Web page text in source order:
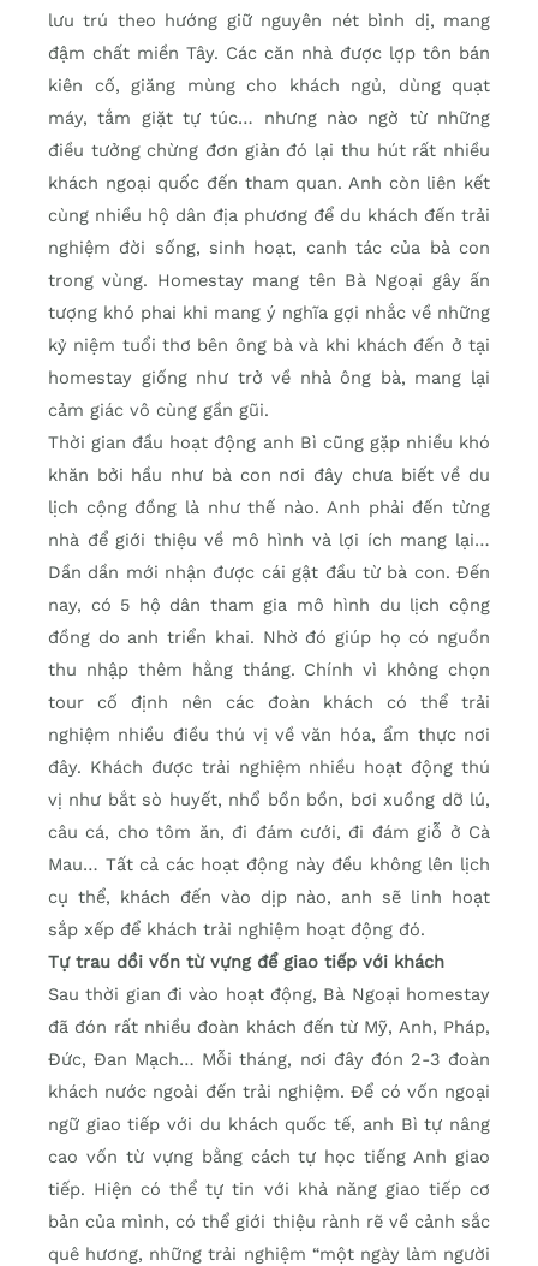
lưu trú theo hướng giữ nguyên nét bình dị, mang
đậm chất miền Tây. Các căn nhà được lợp tôn bán
kiên cố, giăng mùng cho khách ngủ, dùng quạt
máy, tắm giặt tự túc… nhưng nào ngờ từ những
điều tưởng chừng đơn giản đó lại thu hút rất nhiều
khách ngoại quốc đến tham quan. Anh còn liên kết
cùng nhiều hộ dân địa phương để du khách đến trải
nghiệm đời sống, sinh hoạt, canh tác của bà con
trong vùng. Homestay mang tên Bà Ngoại gây ấn
tượng khó phai khi mang ý nghĩa gợi nhắc về những
kỷ niệm tuổi thơ bên ông bà và khi khách đến ở tại
homestay giống như trở về nhà ông bà, mang lại
cảm giác vô cùng gần gũi.
Thời gian đầu hoạt động anh Bì cũng gặp nhiều khó
khăn bởi hầu như bà con nơi đây chưa biết về du
lịch cộng đồng là như thế nào. Anh phải đến từng
nhà để giới thiệu về mô hình và lợi ích mang lại…
Dần dần mới nhận được cái gật đầu từ bà con. Đến
nay, có 5 hộ dân tham gia mô hình du lịch cộng
đồng do anh triển khai. Nhờ đó giúp họ có nguồn
thu nhập thêm hằng tháng. Chính vì không chọn
tour cố định nên các đoàn khách có thể trải
nghiệm nhiều điều thú vị về văn hóa, ẩm thực nơi
đây. Khách được trải nghiệm nhiều hoạt động thú
vị như bắt sò huyết, nhổ bồn bồn, bơi xuồng dỡ lú,
câu cá, cho tôm ăn, đi đám cưới, đi đám giỗ ở Cà
Mau… Tất cả các hoạt động này đều không lên lịch
cụ thể, khách đến vào dịp nào, anh sẽ linh hoạt
sắp xếp để khách trải nghiệm hoạt động đó.
Tự trau dồi vốn từ vựng để giao tiếp với khách
Sau thời gian đi vào hoạt động, Bà Ngoại homestay
đã đón rất nhiều đoàn khách đến từ Mỹ, Anh, Pháp,
Ðức, Ðan Mạch… Mỗi tháng, nơi đây đón 2-3 đoàn
khách nước ngoài đến trải nghiệm. Để có vốn ngoại
ngữ giao tiếp với du khách quốc tế, anh Bì tự nâng
cao vốn từ vựng bằng cách tự học tiếng Anh giao
tiếp. Hiện có thể tự tin với khả năng giao tiếp cơ
bản của mình, có thể giới thiệu rành rẽ về cảnh sắc
quê hương, những trải nghiệm “một ngày làm người